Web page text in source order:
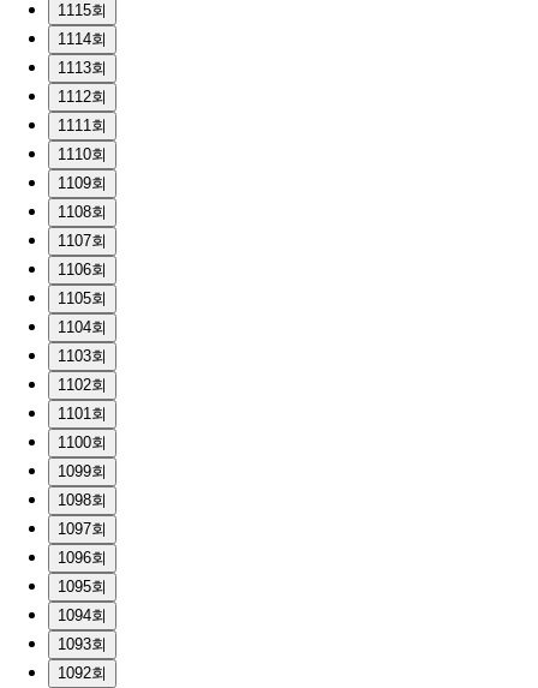
1115회
1114회
1113회
1112회
1111회
1110회
1109회
1108회
1107회
1106회
1105회
1104회
1103회
1102회
1101회
1100회
1099회
1098회
1097회
1096회
1095회
1094회
1093회
1092회